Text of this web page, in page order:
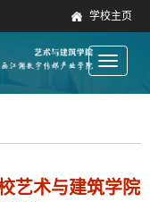
学校主页
Toggle
艺术与建筑学院